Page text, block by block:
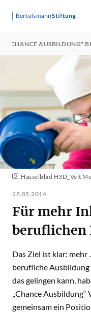
"CHANCE AUSBILDUNG"
Hasselblad H3D_Veit
28.05.2014
Für mehr
beruflichen
Das Ziel ist klar:
berufliche Ausbildung
das gelingen kann,
„Chance
gemeinsam ein